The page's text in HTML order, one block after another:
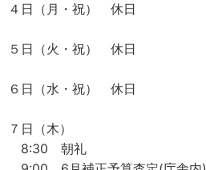
４日（月・祝） 休日
５日（火・祝） 休日
６日（水・祝） 休日
７日（木）
8:30 朝礼